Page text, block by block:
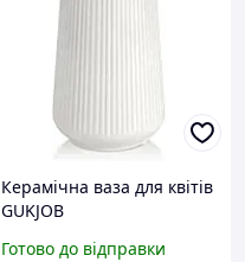
Керамічна ваза для квітів
GUKJOB
Готово до відправки